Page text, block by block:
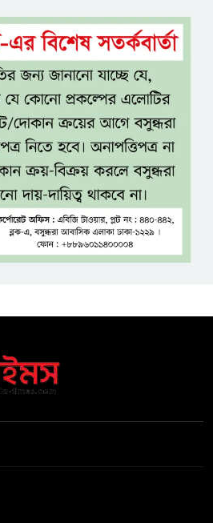
সব বাধা পেরিয়ে বাস্তবতার নিরিখে
দেশকে এগিয়ে নিতে হবে: প্রধানমন্ত্রী
নীরবে এতিম শিশুদের পাশে সায়েম
সোবহান আনভীর
সেবার মানসিকতা ছাড়া
চিকিৎসাব্যবস্থার মানোন্নয়ন সম্ভব
নয়: প্রধানমন্ত্রী
বিদ্যুৎ-জ্বালানি নিয়ে অস্থিতিশীলতা
সৃষ্টিতে সক্রিয় চক্র: প্রধানমন্ত্রী
তনু হত্যা মামলায় সাবেক
পুনরায় গ্রেপ্তার
হাসিনাকে ঘিরে ঢাকা-দিল্লি সম্পর্কে
নতুন টানাপোড়েন